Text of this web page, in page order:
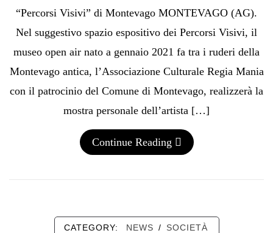
“Percorsi Visivi” di Montevago MONTEVAGO (AG).
Nel suggestivo spazio espositivo dei Percorsi Visivi, il
museo open air nato a gennaio 2021 fa tra i ruderi della
Montevago antica, l’Associazione Culturale Regia Mania
con il patrocinio del Comune di Montevago, realizzerà la
mostra personale dell’artista […]
Continue Reading
CATEGORY: NEWS / SOCIETÀ